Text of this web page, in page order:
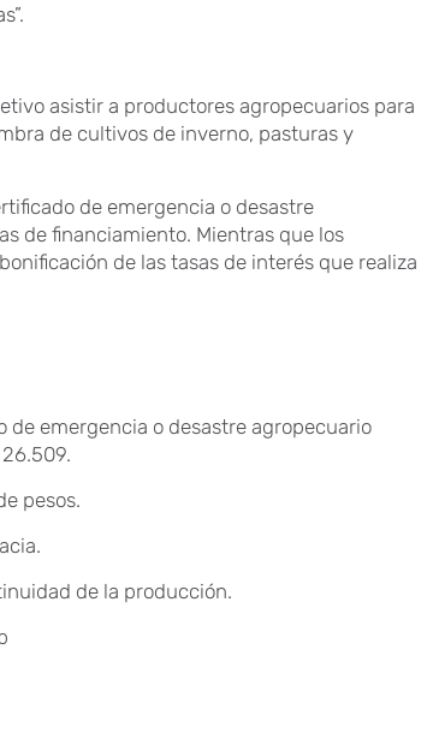
asistir a productores agropecuarios para
de cultivos de inverno, pasturas y
de emergencia o desastre
de financiamiento. Mientras que los
de las tasas de interés que realiza
de emergencia o desastre agropecuario
pesos.
de la producción.